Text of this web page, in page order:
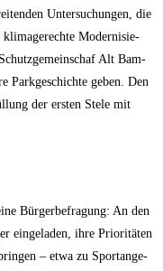
Unter­su­chun­gen, die
kli­ma­ge­rech­te Moder­ni­sie­
Alt Bam­
Park­ge­schich­te geben. Den
der ers­ten Ste­le mit
Bür­ger­be­fra­gung: An den
ein­ge­la­den, ihre Prio­ri­tä­ten
– etwa zu Sport­an­ge­